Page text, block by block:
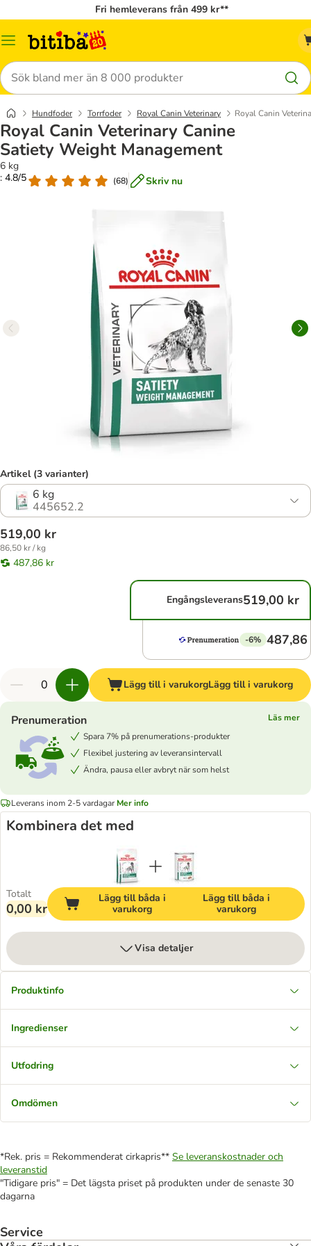
Fri hemleverans från 499 kr**
Meny
Sök
Hundfoder Torrfoder Royal Canin Veterinary Royal Canin
Royal Canin Veterinary Canine
Satiety Weight Management
6 kg
: 4.8/5
(68) Skriv nu
Artikel (3 varianter)
6 kg
445652.2
519,00 kr
86,50 kr / kg
487,86 kr
Engångsleverans519,00 kr
-6% 487,86
Lägg till i varukorgLägg till i varukorg
Prenumeration
Läs mer
Spara 7% på prenumerations-produkter
Flexibel justering av leveransintervall
Ändra, pausa eller avbryt när som helst
Leverans inom 2-5 vardagar Mer info
Kombinera det med
Totalt
0,00 kr
Lägg till båda i
varukorg
Lägg till båda i
varukorg
Visa detaljer
Produktinfo
Ingredienser
Utfodring
Omdömen
*Rek. pris = Rekommenderat cirkapris** Se leveranskostnader och
leveranstid
"Tidigare pris" = Det lägsta priset på produkten under de senaste 30
dagarna
Service